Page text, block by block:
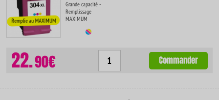
Grande capacité -
Remplissage
MAXIMUM
22.90€ Commander